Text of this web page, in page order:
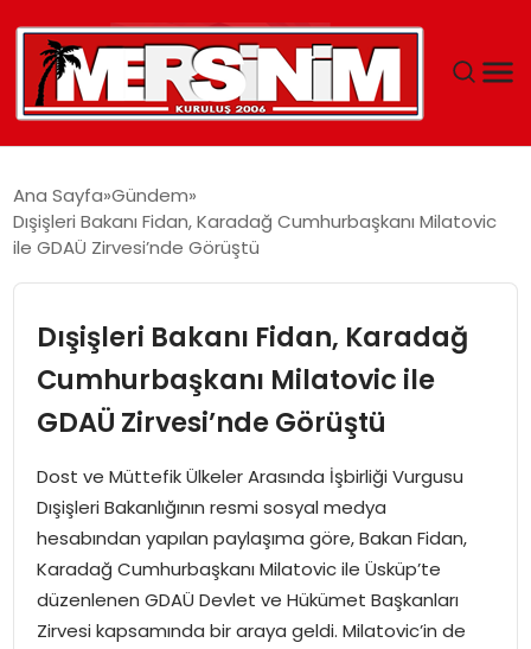
YAŞAM
SAĞLIK
EĞITIM
SPOR
EKONOMI
MAGAZIN
Ana Sayfa Gündem
Dışişleri Bakanı Fidan, Karadağ Cumhurbaşkanı Milatovic
ile GDAÜ Zirvesi’nde Görüştü
Dışişleri Bakanı Fidan, Karadağ
Cumhurbaşkanı Milatovic ile
GDAÜ Zirvesi’nde Görüştü
Dost ve Müttefik Ülkeler Arasında İşbirliği Vurgusu
Dışişleri Bakanlığının resmi sosyal medya
hesabından yapılan paylaşıma göre, Bakan Fidan,
Karadağ Cumhurbaşkanı Milatovic ile Üsküp’te
düzenlenen GDAÜ Devlet ve Hükümet Başkanları
Zirvesi kapsamında bir araya geldi. Milatovic’in de